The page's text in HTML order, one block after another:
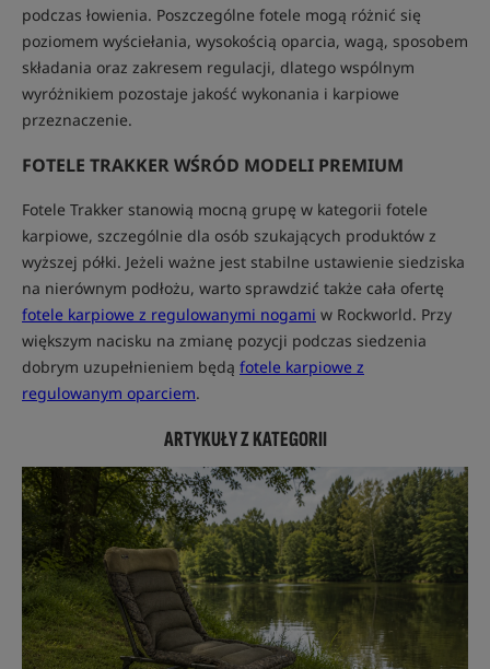
podczas łowienia. Poszczególne fotele mogą różnić się
poziomem wyściełania, wysokością oparcia, wagą, sposobem
składania oraz zakresem regulacji, dlatego wspólnym
wyróżnikiem pozostaje jakość wykonania i karpiowe
przeznaczenie.
FOTELE TRAKKER WŚRÓD MODELI PREMIUM
Fotele Trakker stanowią mocną grupę w kategorii fotele
karpiowe, szczególnie dla osób szukających produktów z
wyższej półki. Jeżeli ważne jest stabilne ustawienie siedziska
na nierównym podłożu, warto sprawdzić także cała ofertę
fotele karpiowe z regulowanymi nogami w Rockworld. Przy
większym nacisku na zmianę pozycji podczas siedzenia
dobrym uzupełnieniem będą fotele karpiowe z
regulowanym oparciem.
ARTYKUŁY Z KATEGORII